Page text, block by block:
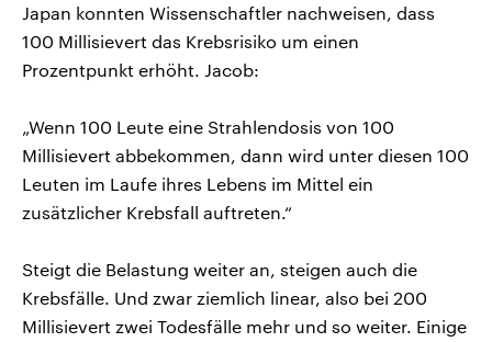
Japan konnten Wissenschaftler nachweisen, dass
100 Millisievert das Krebsrisiko um einen
Prozentpunkt erhöht. Jacob:
„Wenn 100 Leute eine Strahlendosis von 100
Millisievert abbekommen, dann wird unter diesen 100
Leuten im Laufe ihres Lebens im Mittel ein
zusätzlicher Krebsfall auftreten.“
Steigt die Belastung weiter an, steigen auch die
Krebsfälle. Und zwar ziemlich linear, also bei 200
Millisievert zwei Todesfälle mehr und so weiter. Einige